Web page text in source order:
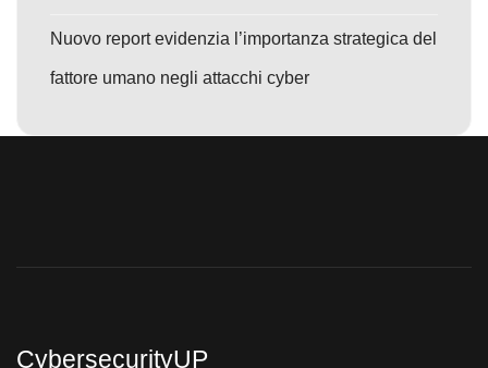
Nuovo report evidenzia l’importanza strategica del
fattore umano negli attacchi cyber
CybersecurityUP